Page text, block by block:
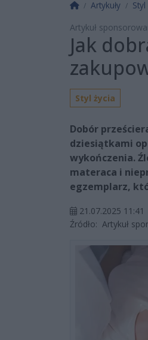
Strona główna
Artykuły Styl
Artykuł
Jak
Styl życia
Dobór
dziesiątkami
wykończenia.
materaca i
egzemplarz,
21.07.2025 11:41
Źródło: Artykuł